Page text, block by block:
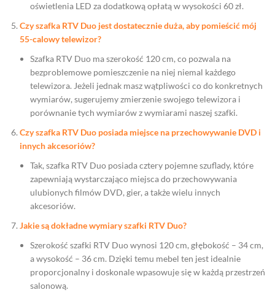
oświetlenia LED za dodatkową opłatą w wysokości 60 zł.
Czy szafka RTV Duo jest dostatecznie duża, aby pomieścić mój
55-calowy telewizor?
Szafka RTV Duo ma szerokość 120 cm, co pozwala na
bezproblemowe pomieszczenie na niej niemal każdego
telewizora. Jeżeli jednak masz wątpliwości co do konkretnych
wymiarów, sugerujemy zmierzenie swojego telewizora i
porównanie tych wymiarów z wymiarami naszej szafki.
Czy szafka RTV Duo posiada miejsce na przechowywanie DVD i
innych akcesoriów?
Tak, szafka RTV Duo posiada cztery pojemne szuflady, które
zapewniają wystarczająco miejsca do przechowywania
ulubionych filmów DVD, gier, a także wielu innych
akcesoriów.
Jakie są dokładne wymiary szafki RTV Duo?
Szerokość szafki RTV Duo wynosi 120 cm, głębokość – 34 cm,
a wysokość – 36 cm. Dzięki temu mebel ten jest idealnie
proporcjonalny i doskonale wpasowuje się w każdą przestrzeń
salonową.